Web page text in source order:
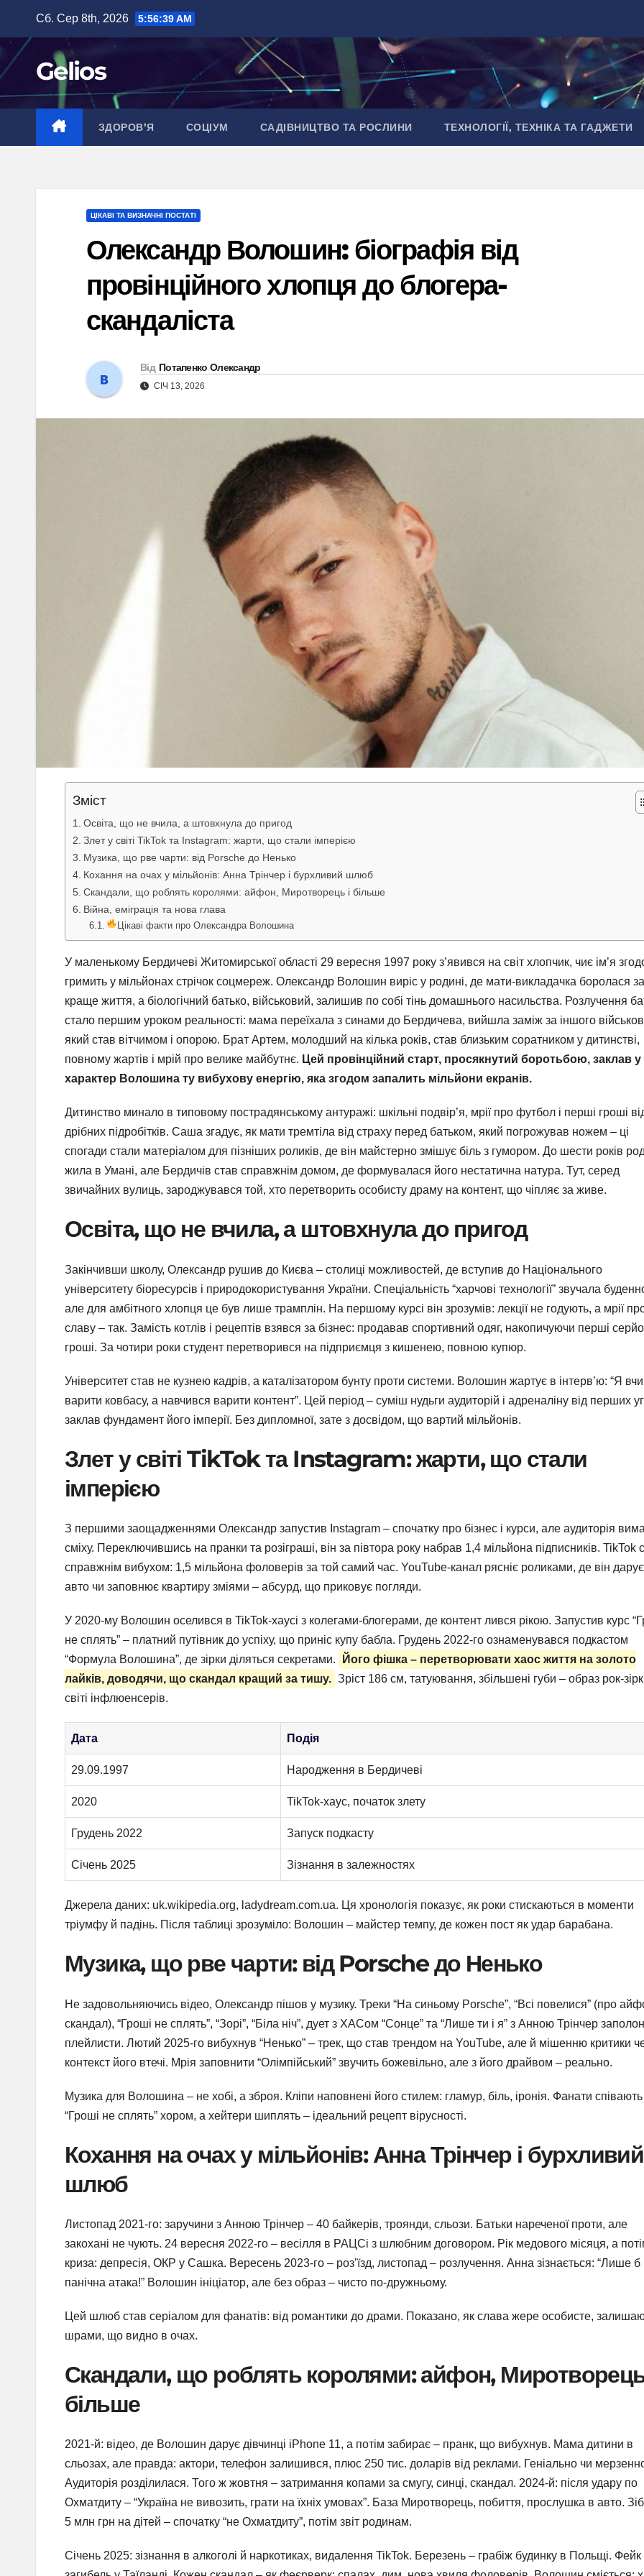
вмісту
Сб. Сер 8th, 2026 5:56:40 AM
Gelios
ЗДОРОВ’Я СОЦІУМ САДІВНИЦТВО ТА РОСЛИНИ ТЕХНОЛОГІЇ, ТЕХНІКА ТА ГАДЖЕТИ
ЦІКАВІ ТА ВИЗНАЧНІ ПОСТАТІ
Олександр Волошин: біографія від
провінційного хлопця до блогера-
скандаліста
Від Потапенко Олександр
СІЧ 13, 2026
Зміст
Освіта, що не вчила, а штовхнула до пригод
Злет у світі TikTok та Instagram: жарти, що стали імперією
Музика, що рве чарти: від Porsche до Ненько
Кохання на очах у мільйонів: Анна Трінчер і бурхливий шлюб
Скандали, що роблять королями: айфон, Миротворець і більше
Війна, еміграція та нова глава
Цікаві факти про Олександра Волошина
У маленькому Бердичеві Житомирської області 29 вересня 1997 року з’явився на світ хлопчик, чиє ім’я
гримить у мільйонах стрічок соцмереж. Олександр Волошин виріс у родині, де мати-викладачка боролася за
краще життя, а біологічний батько, військовий, залишив по собі тінь домашнього насильства. Розлучення
стало першим уроком реальності: мама переїхала з синами до Бердичева, вийшла заміж за іншого
який став вітчимом і опорою. Брат Артем, молодший на кілька років, став близьким соратником у дитинстві,
повному жартів і мрій про велике майбутнє. Цей провінційний старт, просякнутий боротьбою, заклав у
характер Волошина ту вибухову енергію, яка згодом запалить мільйони екранів.
Дитинство минало в типовому пострадянському антуражі: шкільні подвір’я, мрії про футбол і перші гроші
дрібних підробітків. Саша згадує, як мати тремтіла від страху перед батьком, який погрожував ножем – ці
спогади стали матеріалом для пізніших роликів, де він майстерно змішує біль з гумором. До шести років
жила в Умані, але Бердичів став справжнім домом, де формувалася його нестатична натура. Тут, серед
звичайних вулиць, зароджувався той, хто перетворить особисту драму на контент, що чіпляє за живе.
Освіта, що не вчила, а штовхнула до пригод
Закінчивши школу, Олександр рушив до Києва – столиці можливостей, де вступив до Національного
університету біоресурсів і природокористування України. Спеціальність “харчові технології” звучала
але для амбітного хлопця це був лише трамплін. На першому курсі він зрозумів: лекції не годують, а мрії
славу – так. Замість котлів і рецептів взявся за бізнес: продавав спортивний одяг, накопичуючи перші
гроші. За чотири роки студент перетворився на підприємця з кишенею, повною купюр.
Університет став не кузнею кадрів, а каталізатором бунту проти системи. Волошин жартує в інтерв’ю: “Я
варити ковбасу, а навчився варити контент”. Цей період – суміш нудьги аудиторій і адреналіну від перших
заклав фундамент його імперії. Без дипломної, зате з досвідом, що вартий мільйонів.
Злет у світі TikTok та Instagram: жарти, що стали
імперією
З першими заощадженнями Олександр запустив Instagram – спочатку про бізнес і курси, але аудиторія
сміху. Переключившись на пранки та розіграші, він за півтора року набрав 1,4 мільйона підписників. TikTok
справжнім вибухом: 1,5 мільйона фоловерів за той самий час. YouTube-канал рясніє роликами, де він
авто чи заповнює квартиру зміями – абсурд, що приковує погляди.
У 2020-му Волошин оселився в TikTok-хаусі з колегами-блогерами, де контент лився рікою. Запустив курс
не сплять” – платний путівник до успіху, що приніс купу бабла. Грудень 2022-го ознаменувався подкастом
“Формула Волошина”, де зірки діляться секретами.
Його фішка – перетворювати хаос життя на золото
лайків, доводячи, що скандал кращий за тишу. Зріст 186 см, татуювання, збільшені губи – образ рок-
світі інфлюенсерів.
Дата Подія
29.09.1997 Народження в Бердичеві
2020 TikTok-хаус, початок злету
Грудень 2022 Запуск подкасту
Січень 2025 Зізнання в залежностях
Джерела даних: uk.wikipedia.org, ladydream.com.ua. Ця хронологія показує, як роки стискаються в моменти
тріумфу й падінь. Після таблиці зрозуміло: Волошин – майстер темпу, де кожен пост як удар барабана.
Музика, що рве чарти: від Porsche до Ненько
Не задовольняючись відео, Олександр пішов у музику. Треки “На синьому Porsche”, “Всі повелися” (про
скандал), “Гроші не сплять”, “Зорі”, “Біла ніч”, дует з ХАСом “Сонце” та “Лише ти і я” з Анною Трінчер
плейлисти. Лютий 2025-го вибухнув “Ненько” – трек, що став трендом на YouTube, але й мішенню критики
контекст його втечі. Мрія заповнити “Олімпійський” звучить божевільно, але з його драйвом – реально.
Музика для Волошина – не хобі, а зброя. Кліпи наповнені його стилем: гламур, біль, іронія. Фанати співають
“Гроші не сплять” хором, а хейтери шиплять – ідеальний рецепт вірусності.
Кохання на очах у мільйонів: Анна Трінчер і бурхливий
шлюб
Листопад 2021-го: заручини з Анною Трінчер – 40 байкерів, троянди, сльози. Батьки нареченої проти, але
закохані не чують. 24 вересня 2022-го – весілля в РАЦСі з шлюбним договором. Рік медового місяця, а
криза: депресія, ОКР у Сашка. Вересень 2023-го – роз’їзд, листопад – розлучення. Анна зізнається: “Лише б
панічна атака!” Волошин ініціатор, але без образ – чисто по-дружньому.
Цей шлюб став серіалом для фанатів: від романтики до драми. Показано, як славa жере особисте,
шрами, що видно в очах.
Скандали, що роблять королями: айфон, Миротворець
більше
2021-й: відео, де Волошин дарує дівчинці iPhone 11, а потім забирає – пранк, що вибухнув. Мама дитини в
сльозах, але правда: актори, телефон залишився, плюс 250 тис. доларів від реклами. Геніально чи
Аудиторія розділилася. Того ж жовтня – затримання копами за смугу, синці, скандал. 2024-й: після удару по
Охматдиту – “Україна не вивозить, грати на їхніх умовах”. База Миротворець, побиття, прослушка в авто.
5 млн грн на дітей – спочатку “не Охматдиту”, потім звіт родинам.
Січень 2025: зізнання в алкоголі й наркотиках, видалення TikTok. Березень – грабіж будинку в Польщі.